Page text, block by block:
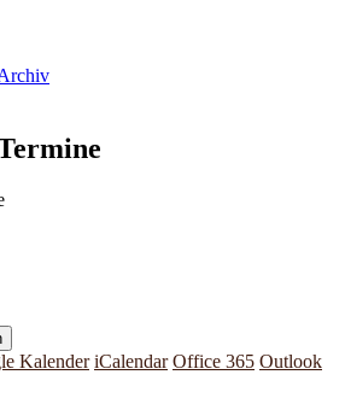
Kalender iCalendar Office 365 Outlook